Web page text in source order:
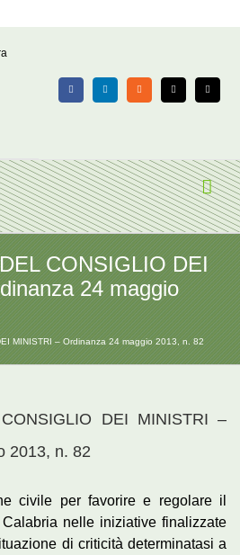
FacebookLinkedIn Rss X Email
CONSIGLIO DEI
24 maggio
MINISTRI – Ordinanza 24 maggio 2013, n. 82
DEI MINISTRI –
2013, n. 82
civile per favorire e regolare il
nelle iniziative finalizzate
di criticità determinatasi a